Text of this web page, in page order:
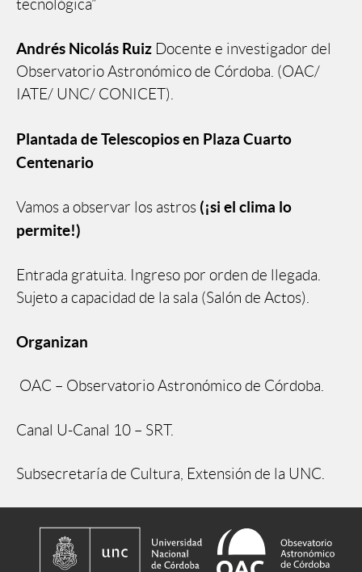
tecnológica”
Andrés Nicolás Ruiz Docente e investigador del
Observatorio Astronómico de Córdoba. (OAC/
IATE/ UNC/ CONICET).
Plantada de Telescopios en Plaza Cuarto
Centenario
Vamos a observar los astros (¡si el clima lo
permite!)
Entrada gratuita. Ingreso por orden de llegada.
Sujeto a capacidad de la sala (Salón de Actos).
Organizan
OAC – Observatorio Astronómico de Córdoba.
Canal U-Canal 10 – SRT.
Subsecretaría de Cultura, Extensión de la UNC.